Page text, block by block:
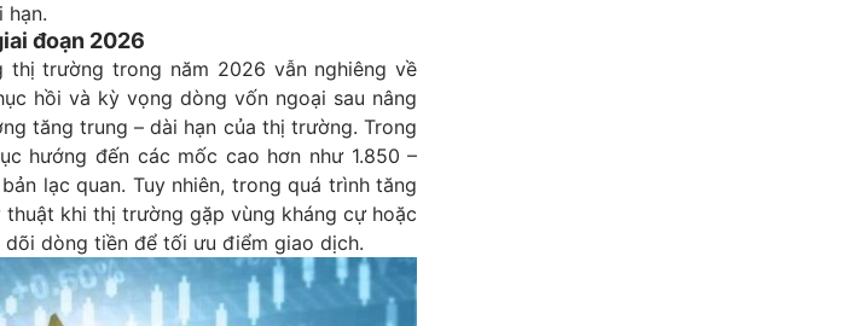
hạn.
đoạn 2026
thị trường trong năm 2026 vẫn nghiêng về
hồi và kỳ vọng dòng vốn ngoại sau nâng
tăng trung – dài hạn của thị trường. Trong
hướng đến các mốc cao hơn như 1.850 –
lạc quan. Tuy nhiên, trong quá trình tăng
khi thị trường gặp vùng kháng cự hoặc
dòng tiền để tối ưu điểm giao dịch.